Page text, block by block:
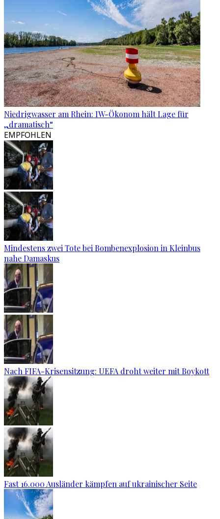
Niedrigwasser am Rhein: IW-Ökonom hält Lage für
„dramatisch“
EMPFOHLEN
Mindestens zwei Tote bei Bombenexplosion in Kleinbus
nahe Damaskus
Nach FIFA-Krisensitzung: UEFA droht weiter mit Boykott
Fast 16.000 Ausländer kämpfen auf ukrainischer Seite